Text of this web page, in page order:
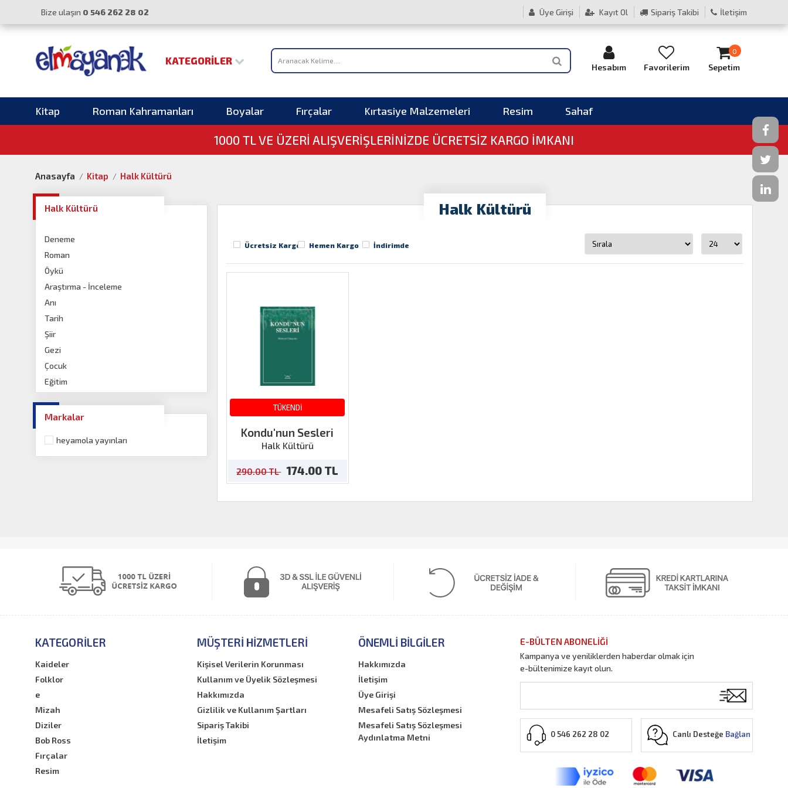
Bize ulaşın 0 546 262 28 02 Üye Girişi Kayıt Ol Sipariş Takibi İletişim
KATEGORILER
Hesabım Favorilerim Sepetim
0
Kitap Roman Kahramanları Boyalar Fırçalar Kırtasiye Malzemeleri Resim Sahaf
1000 TL VE ÜZERI ALIŞVERIŞLERINIZDE ÜCRETSİZ KARGO İMKANI
Anasayfa Kitap Halk Kültürü
Halk Kültürü
Deneme
Roman
Öykü
Araştırma - İnceleme
Anı
Tarih
Şiir
Gezi
Çocuk
Eğitim
Bilim ve Teknoloji
İstanbul Kitapları
Halk Kültürü
Sözlük
Markalar
heyamola yayınları
Halk Kültürü
Ücretsiz Kargo Hemen Kargo İndirimde
TÜKENDİ
Kondu'nun Sesleri
Halk Kültürü
290.00 TL 174.00 TL
KATEGORILER
Kaideler
Folklor
e
Mizah
Diziler
Bob Ross
Fırçalar
Resim
MÜŞTERI HIZMETLERI
Kişisel Verilerin Korunması
Kullanım ve Üyelik Sözleşmesi
Hakkımızda
Gizlilik ve Kullanım Şartları
Sipariş Takibi
İletişim
ÖNEMLI BILGILER
Hakkımızda
İletişim
Üye Girişi
Mesafeli Satış Sözleşmesi
Mesafeli Satış Sözleşmesi
Aydınlatma Metni
E-BÜLTEN ABONELİĞİ
Kampanya ve yeniliklerden haberdar olmak için
e-bültenimize kayıt olun.
0 546 262 28 02 Canlı Desteğe Bağlan